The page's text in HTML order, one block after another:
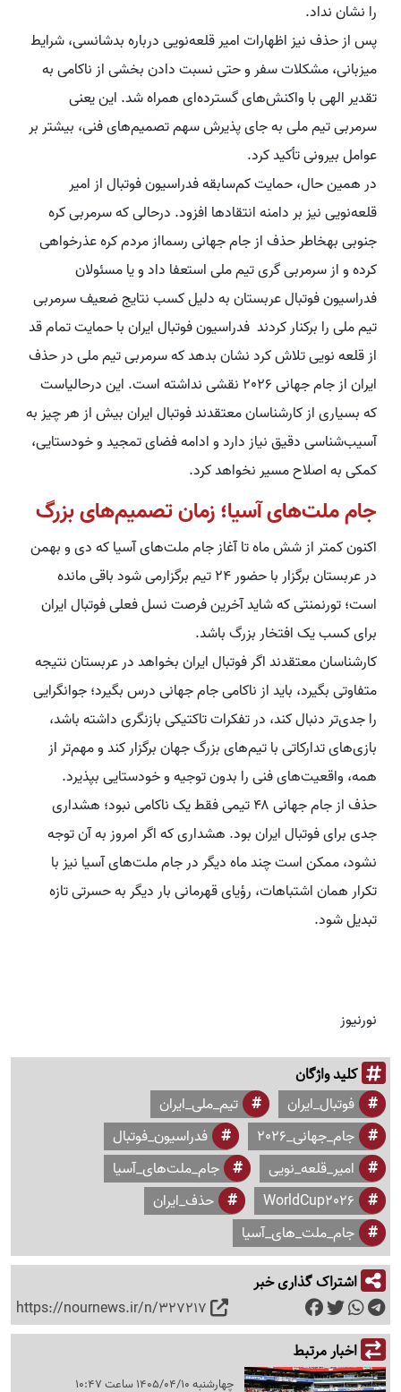
را نشان نداد.
پس از حذف نیز اظهارات امیر قلعه‌نویی درباره بدشانسی، شرایط
میزبانی، مشکلات سفر و حتی نسبت دادن بخشی از ناکامی به
تقدیر الهی با واکنش‌های گسترده‌ای همراه شد. این یعنی
سرمربی تیم ملی به جای پذیرش سهم تصمیم‌های فنی، بیشتر بر
عوامل بیرونی تأکید کرد.
در همین حال، حمایت کم‌سابقه فدراسیون فوتبال از امیر
قلعه‌نویی نیز بر دامنه انتقادها افزود. درحالی که سرمربی کره
جنوبی بهخاطر حذف از جام جهانی رسمااز مردم کره عذرخواهی
کرده و از سرمربی گری تیم ملی استعفا داد و یا مسئولان
فدراسیون فوتبال عربستان به دلیل کسب نتایج ضعیف سرمربی
تیم ملی را برکنار کردند فدراسیون فوتبال ایران با حمایت تمام قد
از قلعه نویی تلاش کرد نشان بدهد که سرمربی تیم ملی در حذف
ایران از جام جهانی 2026 نقشی نداشته است. این درحالیاست
که بسیاری از کارشناسان معتقدند فوتبال ایران بیش از هر چیز به
آسیب‌شناسی دقیق نیاز دارد و ادامه فضای تمجید و خودستایی،
کمکی به اصلاح مسیر نخواهد کرد.
جام ملت‌های آسیا؛ زمان تصمیم‌های بزرگ
اکنون کمتر از شش ماه تا آغاز جام ملت‌های آسیا که دی و بهمن
در عربستان برگزار با حضور 24 تیم برگزارمی شود باقی مانده
است؛ تورنمنتی که شاید آخرین فرصت نسل فعلی فوتبال ایران
برای کسب یک افتخار بزرگ باشد.
کارشناسان معتقدند اگر فوتبال ایران بخواهد در عربستان نتیجه
متفاوتی بگیرد، باید از ناکامی جام جهانی درس بگیرد؛ جوانگرایی
را جدی‌تر دنبال کند، در تفکرات تاکتیکی بازنگری داشته باشد،
بازی‌های تدارکاتی با تیم‌های بزرگ جهان برگزار کند و مهم‌تر از
همه، واقعیت‌های فنی را بدون توجیه و خودستایی بپذیرد.
حذف از جام جهانی ۴۸ تیمی فقط یک ناکامی نبود؛ هشداری
جدی برای فوتبال ایران بود. هشداری که اگر امروز به آن توجه
نشود، ممکن است چند ماه دیگر در جام ملت‌های آسیا نیز با
تکرار همان اشتباهات، رؤیای قهرمانی بار دیگر به حسرتی تازه
تبدیل شود.
نورنیوز
کلید واژگان
فوتبال_ایران
تیم_ملی_ایران
جام_جهانی_2026
فدراسیون_فوتبال
امیر_قلعه_نویی
جام_ملت‌های_آسیا
WorldCup2026
حذف_ایران
جام_ملت_های_آسیا
اشتراک گذاری خبر
https://nournews.ir/n/327217
اخبار مرتبط
چهارشنبه 1405/04/10 ساعت 10:47